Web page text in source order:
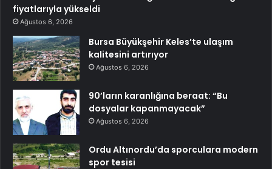
fiyatlarıyla yükseldi
Ağustos 6, 2026
Bursa Büyükşehir Keles’te ulaşım
kalitesini artırıyor
Ağustos 6, 2026
90’ların karanlığına beraat: “Bu
dosyalar kapanmayacak”
Ağustos 6, 2026
Ordu Altınordu’da sporculara modern
spor tesisi